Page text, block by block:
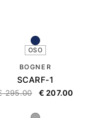
OSO
BOGNER
SCARF-1
295.00 € 207.00